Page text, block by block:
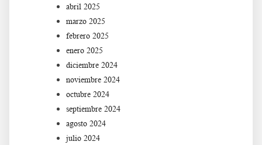
abril 2025
marzo 2025
febrero 2025
enero 2025
diciembre 2024
noviembre 2024
octubre 2024
septiembre 2024
agosto 2024
julio 2024